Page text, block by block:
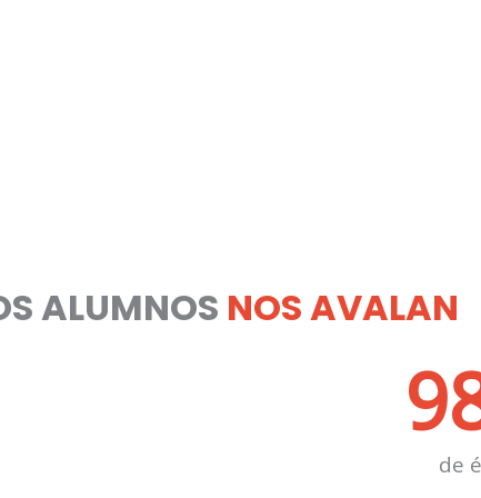
ALUMNOS NOS AVALAN
de